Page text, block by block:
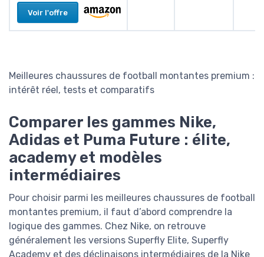
Voir l'offre
Meilleures chaussures de football montantes premium :
intérêt réel, tests et comparatifs
Comparer les gammes Nike,
Adidas et Puma Future : élite,
academy et modèles
intermédiaires
Pour choisir parmi les meilleures chaussures de football
montantes premium, il faut d’abord comprendre la
logique des gammes. Chez Nike, on retrouve
généralement les versions Superfly Elite, Superfly
Academy et des déclinaisons intermédiaires de la Nike